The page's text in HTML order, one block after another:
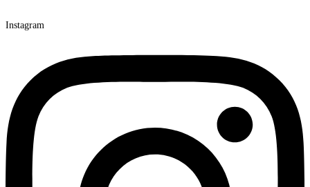
Instagram